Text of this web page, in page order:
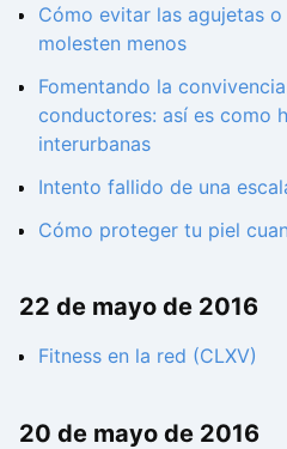
Cómo evitar las agujetas
molesten menos
Fomentando la
conductores: así es como
interurbanas
Intento fallido de una
Cómo proteger tu piel
22 de mayo de 2016
Fitness en la red (CLXV)
20 de mayo de 2016